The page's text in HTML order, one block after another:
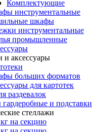
Комплектующие
инструментальные
шкафы
инструментальные
промышленные
и аксессуары
больших форматов
для картотек
раздевалок
и подставки
стеллажи
на секцию